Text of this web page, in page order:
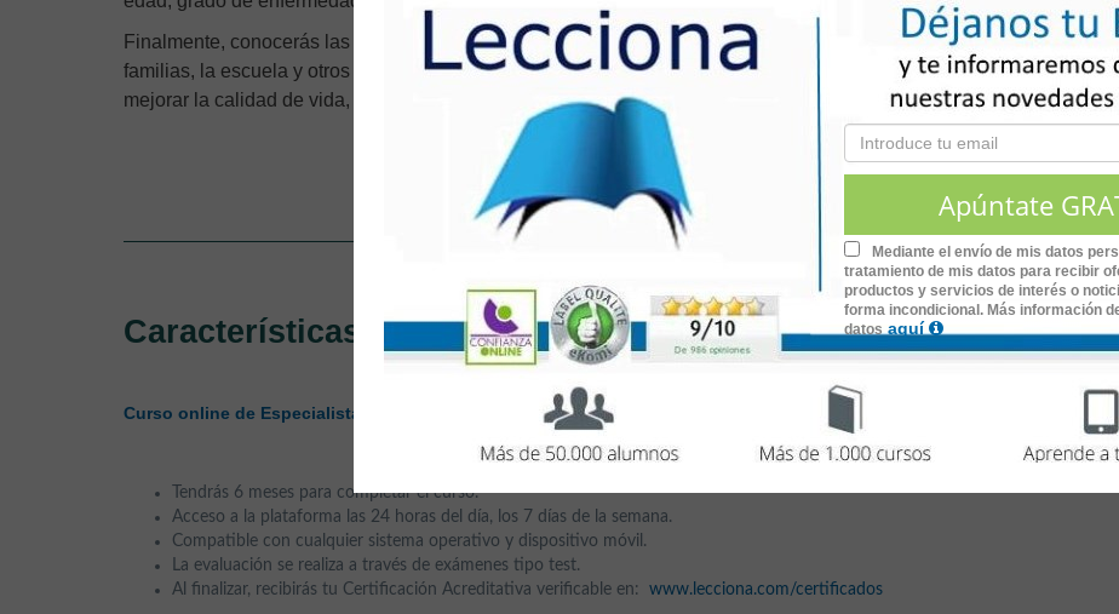
Finalmente, conocerás las diferentes
terapias y estrategias educativas, y se enseña a colaborar eficazmente con
familias, la escuela y otros profesionales parapromover la inclusión . Igualmente, el apoyo en diferentes entornos y
mejorar la calidad de vida, fomentando habilidades sociales y de comunicación.
Especialista en Neuropsicología Infantil
Características
Curso online de Especialista en Trastorno del Espectro Autista Infantil
Tendrás 6 meses para completar el curso.
Acceso a la plataforma las 24 horas del día, los 7 días de la semana.
Compatible con cualquier sistema operativo y dispositivo móvil.
La evaluación se realiza a través de exámenes tipo test.
Al finalizar, recibirás tu Certificación Acreditativa verificable en: www.lecciona.com/certificados
Mediante el envío de mis datos
tratamiento de mis datos para recibir
productos y servicios de interés o
forma incondicional. Más información
datos aquí